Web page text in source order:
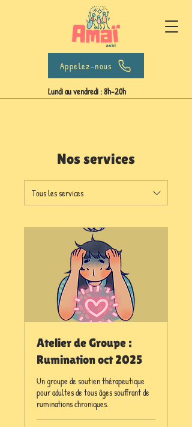
Appelez-nous
Lundi au vendredi : 8h-20h
Nos services
Tous les services
Atelier de Groupe :
Rumination oct 2025
Un groupe de soutien thérapeutique
pour adultes de tous âges souffrant de
ruminations chroniques.